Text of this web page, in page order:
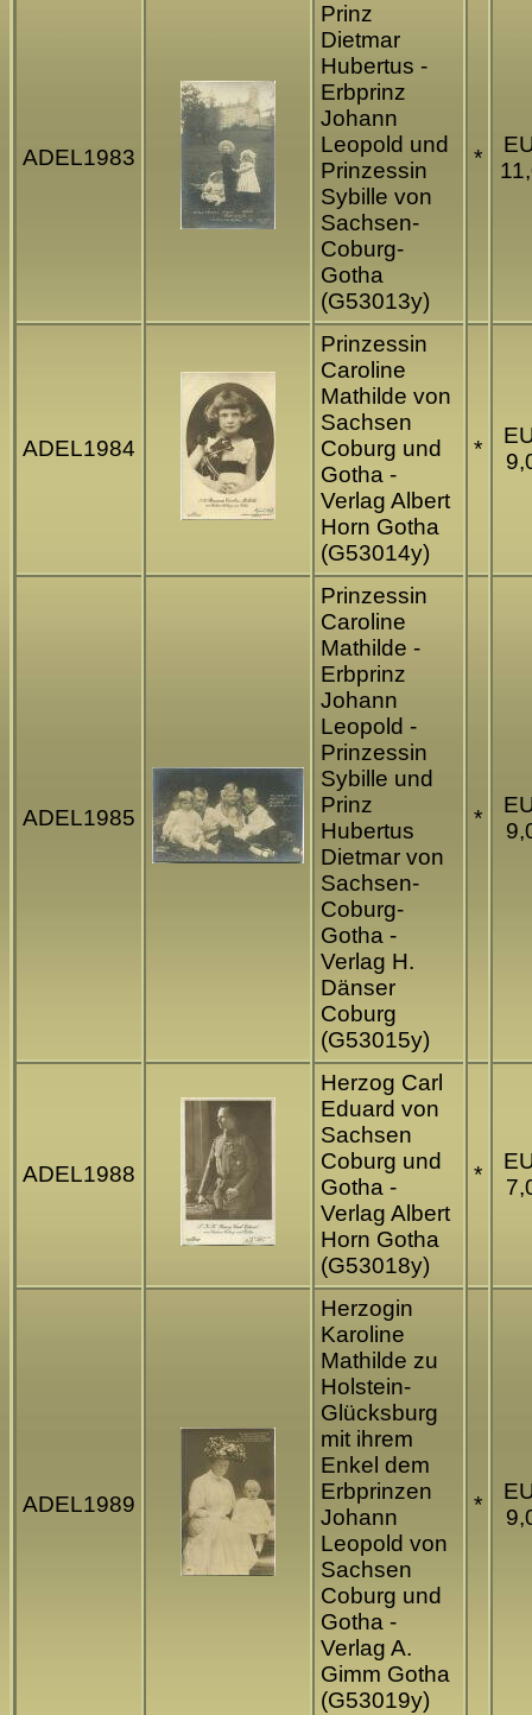
ADEL1983
Prinz
Dietmar
Hubertus -
Erbprinz
Johann
Leopold und
Prinzessin
Sybille von
Sachsen-
Coburg-
Gotha
(G53013y)
*
ADEL1984
Prinzessin
Caroline
Mathilde von
Sachsen
Coburg und
Gotha -
Verlag Albert
Horn Gotha
(G53014y)
*
ADEL1985
Prinzessin
Caroline
Mathilde -
Erbprinz
Johann
Leopold -
Prinzessin
Sybille und
Prinz
Hubertus
Dietmar von
Sachsen-
Coburg-
Gotha -
Verlag H.
Dänser
Coburg
(G53015y)
*
ADEL1988
Herzog Carl
Eduard von
Sachsen
Coburg und
Gotha -
Verlag Albert
Horn Gotha
(G53018y)
*
ADEL1989
Herzogin
Karoline
Mathilde zu
Holstein-
Glücksburg
mit ihrem
Enkel dem
Erbprinzen
Johann
Leopold von
Sachsen
Coburg und
Gotha -
Verlag A.
Gimm Gotha
(G53019y)
*